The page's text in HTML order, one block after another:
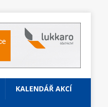
KALENDÁŘ AKCÍ